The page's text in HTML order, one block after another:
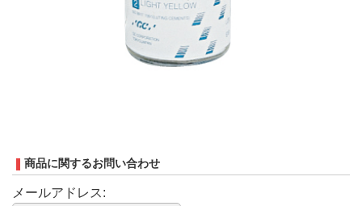
商品に関するお問い合わせ
メールアドレス: